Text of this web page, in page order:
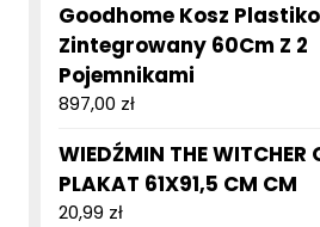
Goodhome Kosz
Zintegrowany 60Cm Z 2
Pojemnikami
897,00 zł
WIEDŹMIN THE WITCHER
PLAKAT 61X91,5 CM CM
20,99 zł